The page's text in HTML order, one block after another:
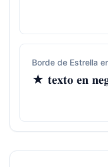
Borde de Estrella
★ 𝐭𝐞𝐱𝐭𝐨 𝐞𝐧